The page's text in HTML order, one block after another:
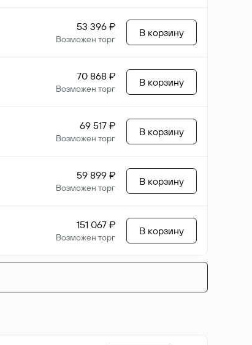
53 396 ₽
Возможен торг
В корзину
70 868 ₽
Возможен торг
В корзину
69 517 ₽
Возможен торг
В корзину
59 899 ₽
Возможен торг
В корзину
151 067 ₽
Возможен торг
В корзину